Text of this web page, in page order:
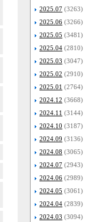
2025.07 (3263)
2025.06 (3266)
2025.05 (3481)
2025.04 (2810)
2025.03 (3047)
2025.02 (2910)
2025.01 (2764)
2024.12 (3668)
2024.11 (3144)
2024.10 (3187)
2024.09 (3136)
2024.08 (3065)
2024.07 (2943)
2024.06 (2989)
2024.05 (3061)
2024.04 (2839)
2024.03 (3094)